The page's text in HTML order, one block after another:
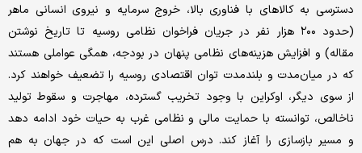
دسترسی به کالاهای با فناوری بالا، خروج سرمایه و نیروی انسانی ماهر
(حدود ۲۰۰ هزار نفر در جریان فراخوان نظامی روسیه تا تاریخ نوشتن
مقاله) و افزایش هزینه‌های نظامی پنهان در بودجه، همگی عواملی هستند
که در میان‌مدت و بلندمدت توان اقتصادی روسیه را تضعیف خواهند کرد.
از سوی دیگر، اوکراین با وجود تخریب گسترده، مهاجرت و سقوط تولید
ناخالص، توانسته با حمایت مالی و نظامی غرب به حیات خود ادامه دهد
و مسیر بازسازی را آغاز کند. درس اصلی این است که در جهان به هم